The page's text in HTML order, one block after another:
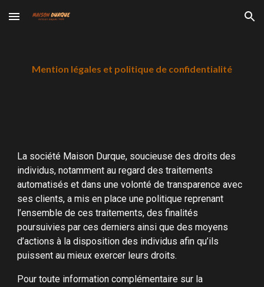
Skip to main content Skip to navigation
Mention légales et politique de confidentialité
La société Maison Durque, soucieuse des droits des
individus, notamment au regard des traitements
automatisés et dans une volonté de transparence avec
ses clients, a mis en place une politique reprenant
l’ensemble de ces traitements, des finalités
poursuivies par ces derniers ainsi que des moyens
d’actions à la disposition des individus afin qu’ils
puissent au mieux exercer leurs droits.
Pour toute information complémentaire sur la